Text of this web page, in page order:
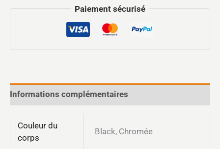
Paiement sécurisé
Informations complémentaires
Couleur du
corps
Black, Chromée